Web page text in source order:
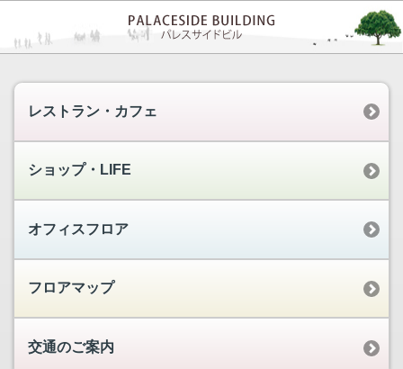
レストラン・カフェ
ショップ・LIFE
オフィスフロア
フロアマップ
交通のご案内